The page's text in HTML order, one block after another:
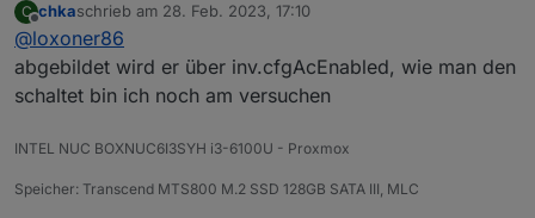
habe die Daten nun im ioBroker und kann zum
Jedoch kriege ich es nicht hin den AC Out
?
Zusätzlich möchte ich wissen ob es bei
verbundener Einspeisung der Ecoflow (230V AC)
möglich ist per Software die Entladung zu
Einspeisung physisch zu trennen ?
C
Offline
chkaschrieb am 28. Feb. 2023, 17:10
zuletzt editiert von
@loxoner86
abgebildet wird er über inv.cfgAcEnabled, wie man den
schaltet bin ich noch am versuchen
INTEL NUC BOXNUC6I3SYH i3-6100U - Proxmox
Speicher: Transcend MTS800 M.2 SSD 128GB SATA III, MLC